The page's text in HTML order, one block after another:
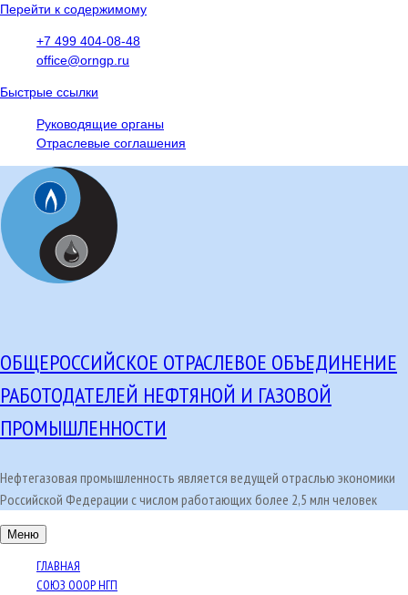
Перейти к содержимому
+7 499 404-08-48
office@orngp.ru
Быстрые ссылки
Руководящие органы
Отраслевые соглашения
ОБЩЕРОССИЙСКОЕ ОТРАСЛЕВОЕ ОБЪЕДИНЕНИЕ
РАБОТОДАТЕЛЕЙ НЕФТЯНОЙ И ГАЗОВОЙ
ПРОМЫШЛЕННОСТИ
Нефтегазовая промышленность является ведущей отраслью экономики
Российской Федерации с числом работающих более 2,5 млн человек
Меню
ГЛАВНАЯ
СОЮЗ ОООР НГП